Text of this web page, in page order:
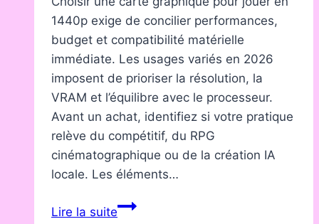
1440p exige de concilier performances,
budget et compatibilité matérielle
immédiate. Les usages variés en 2026
imposent de prioriser la résolution, la
VRAM et l’équilibre avec le processeur.
Avant un achat, identifiez si votre pratique
relève du compétitif, du RPG
cinématographique ou de la création IA
locale. Les éléments…
Lire la suiteNVIDIA